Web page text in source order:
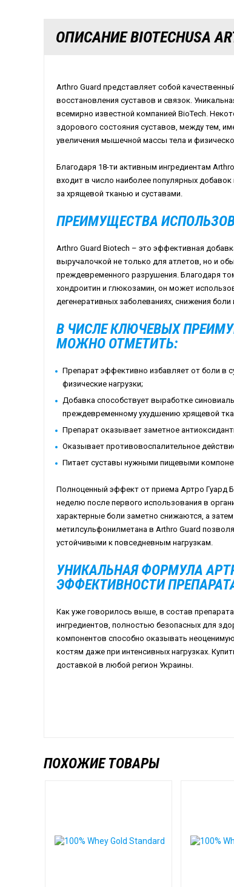
ОПИСАНИЕ BIOTECHUSA
Arthro Guard представляет собой
восстановления суставов и связок.
всемирно известной компанией BioTech.
здорового состояния суставов, между тем,
увеличения мышечной массы тела и
Благодаря 18-ти активным ингредиентам
входит в число наиболее популярных
за хрящевой тканью и суставами.
ПРЕИМУЩЕСТВА
Arthro Guard Biotech – это эффективная
выручалочкой не только для атлетов, но и
преждевременного разрушения. Благодаря
хондроитин и глюкозамин, он может
дегенеративных заболеваниях, снижения
В ЧИСЛЕ КЛЮЧЕВЫХ
МОЖНО ОТМЕТИТЬ:
Препарат эффективно избавляет от боли в
физические нагрузки;
Добавка способствует выработке
преждевременному ухудшению хрящевой
Препарат оказывает заметное
Оказывает противовоспалительное
Питает суставы нужными пищевыми
Полноценный эффект от приема Артро Гуард
неделю после первого использования в
характерные боли заметно снижаются, а
метилсульфонилметана в Arthro Guard
устойчивыми к повседневным нагрузкам.
УНИКАЛЬНАЯ ФОРМУЛА
ЭФФЕКТИВНОСТИ
Как уже говорилось выше, в состав
ингредиентов, полностью безопасных для
компонентов способно оказывать
костям даже при интенсивных нагрузках.
доставкой в любой регион Украины.
ПОХОЖИЕ ТОВАРЫ